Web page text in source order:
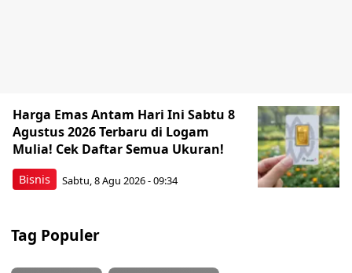
Bisnis
Harga Emas Antam Hari Ini Sabtu 8
Agustus 2026 Terbaru di Logam
Mulia! Cek Daftar Semua Ukuran!
Sabtu, 8 Agu 2026 - 09:34
Tag Populer